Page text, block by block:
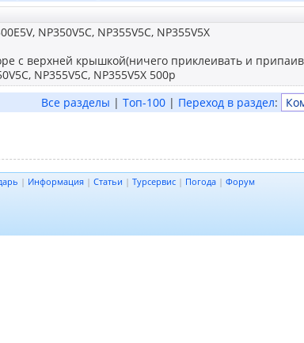
NP350V5C, NP355V5C, NP355V5X
с верхней крышкой(ничего приклеивать и
NP355V5C, NP355V5X 500р
Все разделы | Топ-100 | Переход в раздел:
| Информация | Статьи | Турсервис | Погода | Форум